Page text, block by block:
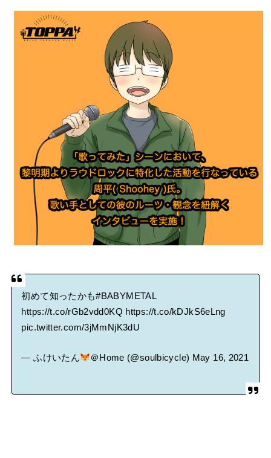
る人いる？ 【海外の反応】
BABYMETAL「CANNONBALL外伝」グッズ販売決定
タワーレコード新宿店にてBABYMETALのパネル展が開催中
Powered by livedoor 相互RSS
初めて知ったかも#BABYMETAL
https://t.co/rGb2vdd0KQ https://t.co/kDJkS6eLng
pic.twitter.com/3jMmNjK3dU
— ふけいたん ＠Home (@soulbicycle) May 16, 2021